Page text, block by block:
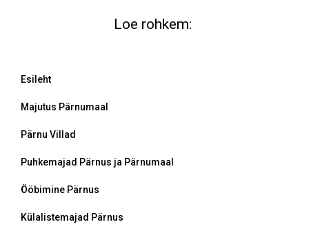
Loe rohkem:
Esileht
Majutus Pärnumaal
Pärnu Villad
Puhkemajad Pärnus ja Pärnumaal
Ööbimine Pärnus
Külalistemajad Pärnus